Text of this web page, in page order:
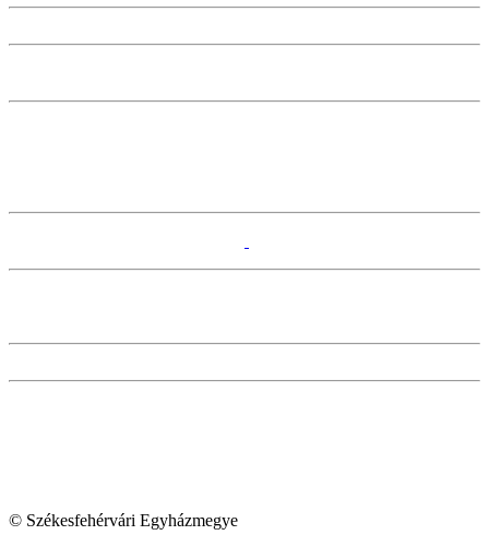
© Székesfehérvári Egyházmegye